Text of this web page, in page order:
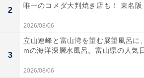
の高橋優斗さんに参加していただ
ェスは日本一の大きな“村祭り”で
ろん日本全国から多くの方にお集
浜の魅力を堪能してほしいと思い
2
唯一のコメダ大判焼き店も！ 東名阪
2026/08/06
3
立山連峰と富山湾を望む展望風呂に
mの海洋深層水風呂。富山県の人気
2026/08/06